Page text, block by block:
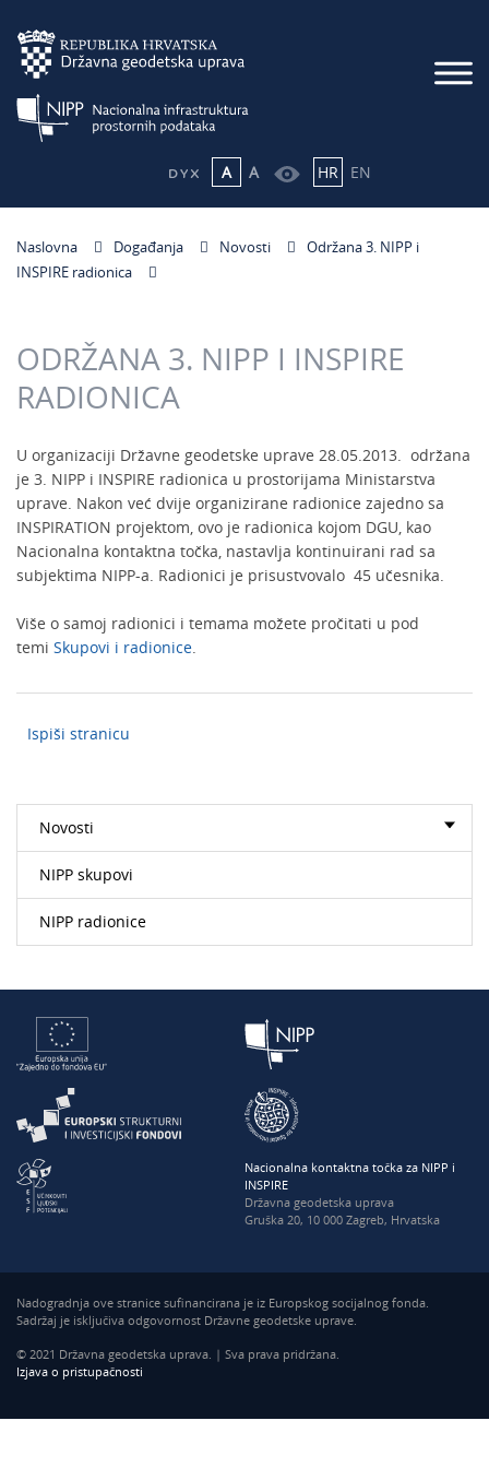
A A HR EN
Naslovna Događanja Novosti
Održana 3. NIPP i
INSPIRE radionica
ODRŽANA 3. NIPP I INSPIRE
RADIONICA
U organizaciji Državne geodetske uprave 28.05.2013. održana
je 3. NIPP i INSPIRE radionica u prostorijama Ministarstva
uprave. Nakon već dvije organizirane radionice zajedno sa
INSPIRATION projektom, ovo je radionica kojom DGU, kao
Nacionalna kontaktna točka, nastavlja kontinuirani rad sa
subjektima NIPP-a. Radionici je prisustvovalo 45 učesnika.
Više o samoj radionici i temama možete pročitati u pod
temi Skupovi i radionice.
Ispiši stranicu
Novosti
NIPP skupovi
NIPP radionice
Nacionalna kontaktna točka za NIPP i
INSPIRE
Državna geodetska uprava
Gruška 20, 10 000 Zagreb, Hrvatska
Nadogradnja ove stranice sufinancirana je iz Europskog socijalnog fonda.
Sadržaj je isključiva odgovornost Državne geodetske uprave.
© 2021 Državna geodetska uprava. | Sva prava pridržana.
Izjava o pristupačnosti